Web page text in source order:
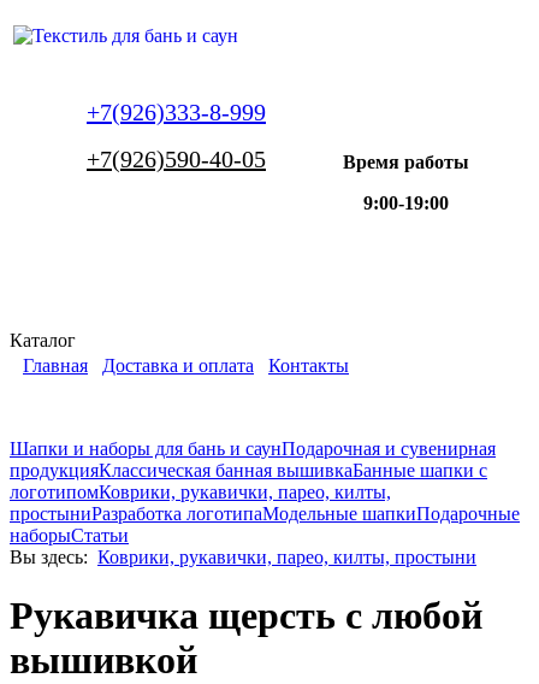
+7(926)333-8-999
+7(926)590-40-05
Время работы
9:00-19:00
Каталог
Главная
Доставка и оплата Контакты
Шапки и наборы для бань и саунПодарочная и сувенирная
продукцияКлассическая банная вышивкаБанные шапки с
логотипомКоврики, рукавички, парео, килты,
простыниРазработка логотипаМодельные шапкиПодарочные
наборыСтатьи
Вы здесь: Коврики, рукавички, парео, килты, простыни
Рукавичка щерсть с любой
вышивкой